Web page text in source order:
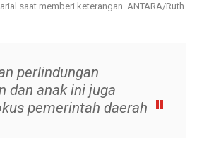
saat memberi keterangan. ANTARA/Ruth
perlindungan
dan anak ini juga
pemerintah daerah